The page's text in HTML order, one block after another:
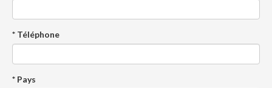
* Téléphone
* Pays